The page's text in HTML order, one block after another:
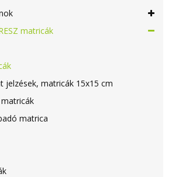
matricák
jelzések, matricák 15x15 cm
matrica